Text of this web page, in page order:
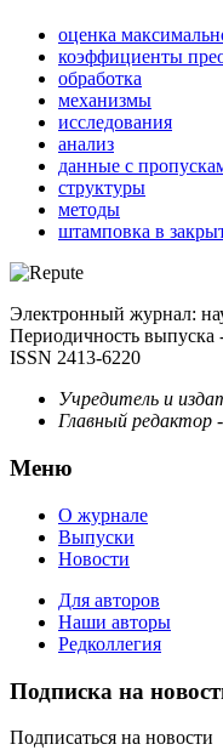
оценка
коэффициенты
обработка
механизмы
исследования
анализ
данные с
структуры
методы
штамповка в
Электронный журнал:
Периодичность выпуска
ISSN 2413-6220
Учредитель и
Главный редактор
Меню
О журнале
Выпуски
Новости
Для авторов
Наши авторы
Редколлегия
Подписка на
Подписаться на новости